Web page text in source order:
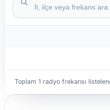
Toplam 1 radyo frekansı